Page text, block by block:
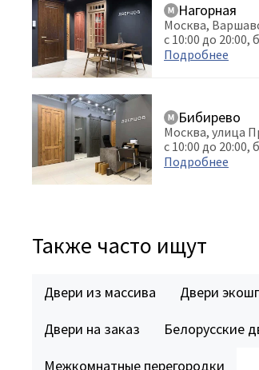
Нагорная
Москва,
с 10:00 до 20:00,
Подробнее
Бибирево
Москва, улица
с 10:00 до 20:00,
Подробнее
Также часто ищут
Двери из массива Двери
Двери на заказ
Белорусские
Межкомнатные перегородки